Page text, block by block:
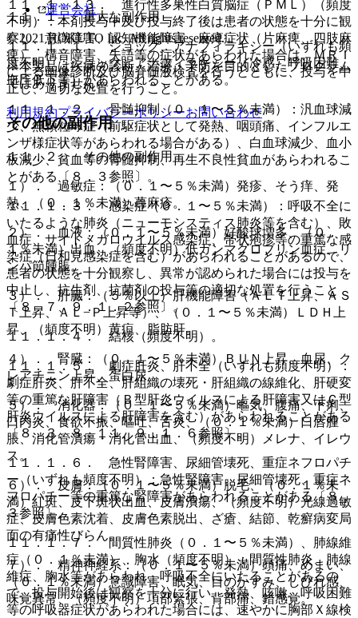
１１．１．１３． 進行性多巣性白質脳症（ＰＭＬ）（頻度
不明）：本剤投与中及び投与終了後は患者の状態を十分に観
察し、意識障害、認知機能障害、麻痺症状（片麻痺、四肢麻
痺）、構音障害、失語等の症状があらわれた場合は、ＭＲＩ
による画像診断及び脳脊髄液検査を行うとともに、投与を中
止し、適切な処置を行うこと。
その他の副作用
１１．２． その他の副作用
１）． 過敏症：（０．１〜５％未満）発疹、そう痒、発
熱、（０．１％未満）蕁麻疹。
２）． 血液：（０．１〜５％未満）好酸球増多、（０．
１％未満）出血、（頻度不明）低ガンマグロブリン血症、リ
ンパ節腫脹。
３）． 肝臓：（５％以上）肝機能障害（ＡＬＴ上昇、ＡＳ
Ｔ上昇、ＡＬ−Ｐ上昇等）、（０．１〜５％未満）ＬＤＨ上
昇、（頻度不明）黄疸、脂肪肝。
４）． 腎臓：（０．１〜５％未満）ＢＵＮ上昇、血尿、ク
レアチニン上昇、蛋白尿。
５）． 消化器：（０．１〜５％未満）嘔気、腹痛、下痢、
口内炎、食欲不振、嘔吐、舌炎、（０．１％未満）口唇腫
脹、消化管潰瘍・消化管出血、（頻度不明）メレナ、イレウ
ス。
６）． 皮膚：（０．１〜５％未満）脱毛、（０．１％未
満）紅斑、皮下斑状出血、皮膚潰瘍、（頻度不明）光線過敏
症、皮膚色素沈着、皮膚色素脱出、ざ瘡、結節、乾癬病変局
面の有痛性びらん。
７）． 精神神経系：（０．１〜５％未満）頭痛、めまい、
（０．１％未満）意識障害、眠気、目のかすみ、しびれ感、
味覚異常、（頻度不明）項部緊張、背部痛、錯感覚。
１１．１． 重大な副作用
１１．１．１． ショック、アナフィラキシー（いずれも頻
度不明）：ショック、アナフィラキシー（冷感、呼吸困難、
血圧低下等）があらわれることがある。
１１．１．２． 骨髄抑制（０．１〜５％未満）：汎血球減
少、無顆粒球症（前駆症状として発熱、咽頭痛、インフルエ
ンザ様症状等があらわれる場合がある）、白血球減少、血小
板減少、貧血等の骨髄抑制、再生不良性貧血があらわれるこ
とがある〔８．３参照〕。
１１．１．３． 感染症（０．１〜５％未満）：呼吸不全に
いたるような肺炎（ニューモシスティス肺炎等を含む）、敗
血症、サイトメガロウイルス感染症、帯状疱疹等の重篤な感
染症（日和見感染症を含む）があらわれることがあるので、
患者の状態を十分観察し、異常が認められた場合には投与を
中止し、抗生剤、抗菌剤の投与等の適切な処置を行うこと
〔８．７、９．１．２参照〕。
１１．１．４． 結核（頻度不明）。
１１．１．５． 劇症肝炎、肝不全（いずれも頻度不明）：
劇症肝炎、肝不全、肝組織の壊死・肝組織の線維化、肝硬変
等の重篤な肝障害（Ｂ型肝炎ウイルスによる肝障害又はＣ型
肝炎ウイルスによる肝障害を含む）があらわれることがある
〔８．３、８．１１、９．１．６参照〕。
１１．１．６． 急性腎障害、尿細管壊死、重症ネフロパチ
ー（いずれも頻度不明）：急性腎障害、尿細管壊死、重症ネ
フロパチー等の重篤な腎障害があらわれることがある〔８．
３参照〕。
１１．１．７． 間質性肺炎（０．１〜５％未満）、肺線維
症（０．１％未満）、胸水（頻度不明）：間質性肺炎、肺線
維症、胸水等があらわれ、呼吸不全にいたることがあるの
で、投与開始後は観察を十分に行い、発熱、咳嗽、呼吸困難
等の呼吸器症状があらわれた場合には、速やかに胸部Ｘ線検
運営会社
© 2021 HOKUTO Inc. All rights reserved.
※本製品は疾病の診断・治療・予防を目的としたプログラム
ではありません。
利用規約プライバシーポリシーお問い合わせ